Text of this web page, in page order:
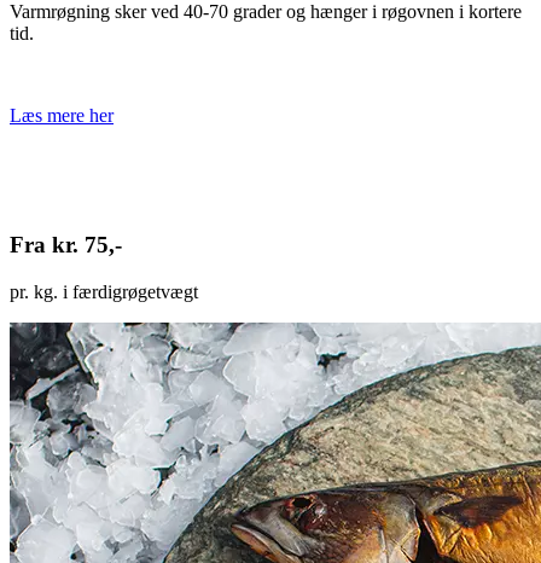
Varmrøgning sker ved 40-70 grader og hænger i røgovnen i kortere
tid.
Læs mere her
Fra kr. 75,-
pr. kg. i færdigrøgetvægt